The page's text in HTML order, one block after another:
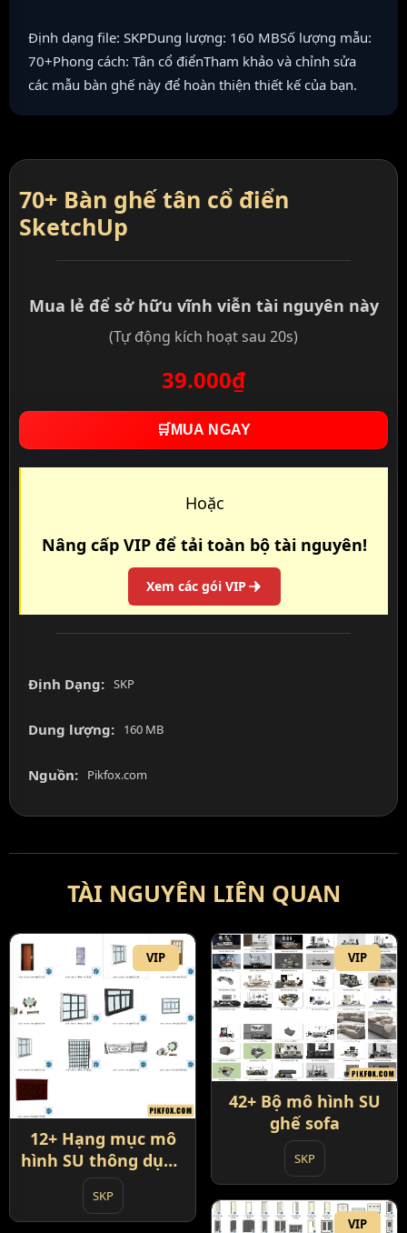
Định dạng file: SKPDung lượng: 160 MBSố lượng mẫu:
70+Phong cách: Tân cổ điểnTham khảo và chỉnh sửa
các mẫu bàn ghế này để hoàn thiện thiết kế của bạn.
70+ Bàn ghế tân cổ điển
SketchUp
Mua lẻ để sở hữu vĩnh viễn tài nguyên này
(Tự động kích hoạt sau 20s)
39.000₫
🛒 MUA NGAY
Hoặc
Nâng cấp VIP để tải toàn bộ tài nguyên!
Xem các gói VIP
Định Dạng: SKP
Dung lượng: 160 MB
Nguồn: Pikfox.com
TÀI NGUYÊN LIÊN QUAN
VIP
12+ Hạng mục mô
hình SU thông dụng
cửa - cửa sổ - bàn
ghế
SKP
VIP
42+ Bộ mô hình SU
ghế sofa
SKP
VIP